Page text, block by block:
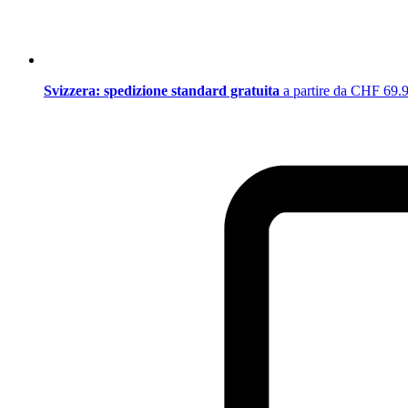
Svizzera: spedizione standard gratuita a partire da CHF